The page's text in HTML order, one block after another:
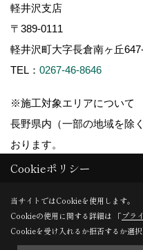
軽井沢支店
〒389-0111
軽井沢町大字長倉南ヶ丘
TEL： 0267-46-8646
※施工対象エリアについて
長野県内（一部の地域を除
おります。
Copyright (c) ForestCorporation.
Cookieポリシー
当サイトではCookieを使用します。
Cookieの使用に関する詳細は 「プラ
Cookieを受け入れるか拒否するか選択